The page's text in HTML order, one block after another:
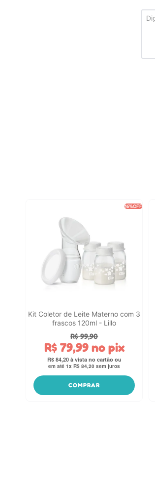
16%OFF
Kit Coletor de Leite Materno com 3
frascos 120ml - Lillo
R$ 99,90
R$ 79,99no pix
R$ 84,20
em até1xR$ 84,20 sem juros
COMPRAR